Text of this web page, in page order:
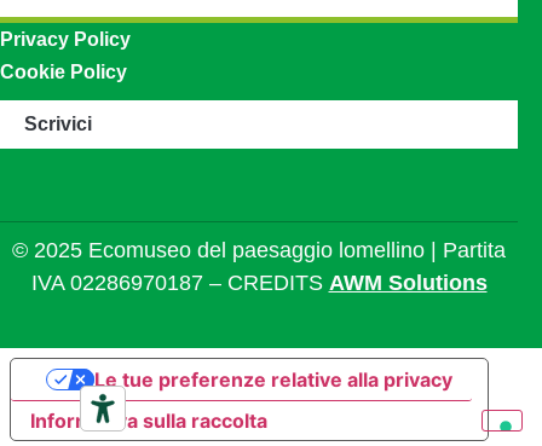
Privacy Policy
Cookie Policy
Scrivici
© 2025 Ecomuseo del paesaggio lomellino | Partita
IVA 02286970187 – CREDITS AWM Solutions
Informativa sulla raccolta
Le tue preferenze relative alla privacy